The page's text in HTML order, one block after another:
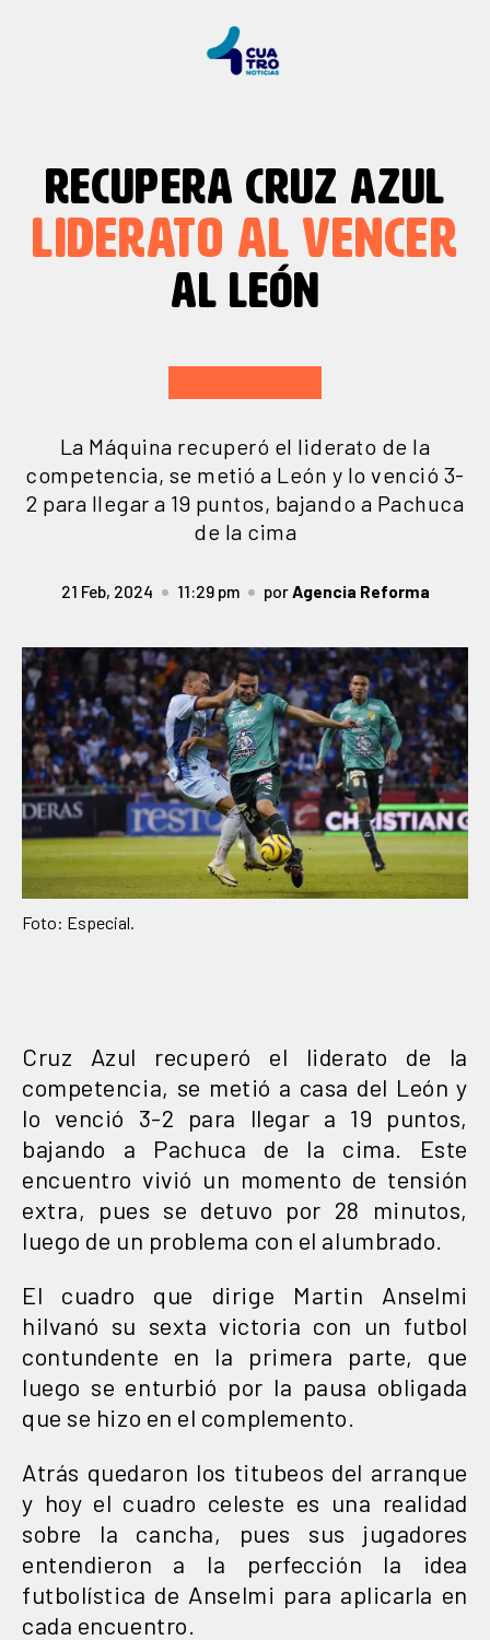
RECUPERA CRUZ AZUL
LIDERATO AL VENCER
AL LEÓN
La Máquina recuperó el liderato de la
competencia, se metió a León y lo venció 3-
2 para llegar a 19 puntos, bajando a Pachuca
de la cima
21 Feb, 2024 11:29 pm porAgencia Reforma
Foto: Especial.
Cruz Azul recuperó el liderato de la
competencia, se metió a casa del León y
lo venció 3-2 para llegar a 19 puntos,
bajando a Pachuca de la cima. Este
encuentro vivió un momento de tensión
extra, pues se detuvo por 28 minutos,
luego de un problema con el alumbrado.
El cuadro que dirige Martin Anselmi
hilvanó su sexta victoria con un futbol
contundente en la primera parte, que
luego se enturbió por la pausa obligada
que se hizo en el complemento.
Atrás quedaron los titubeos del arranque
y hoy el cuadro celeste es una realidad
sobre la cancha, pues sus jugadores
entendieron a la perfección la idea
futbolística de Anselmi para aplicarla en
cada encuentro.